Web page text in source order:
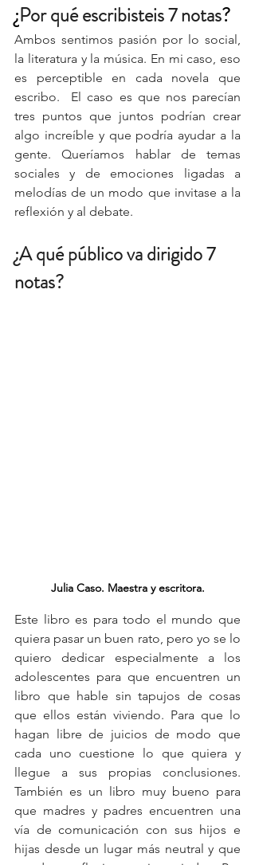
¿Por qué escribisteis 7 notas?
Ambos sentimos pasión por lo social,
la literatura y la música. En mi caso, eso
es perceptible en cada novela que
escribo.  El caso es que nos parecían
tres puntos que juntos podrían crear
algo increíble y que podría ayudar a la
gente. Queríamos hablar de temas
sociales y de emociones ligadas a
melodías de un modo que invitase a la
reflexión y al debate.
¿A qué público va dirigido 7
notas?
Julia Caso. Maestra y escritora.
Este libro es para todo el mundo que
quiera pasar un buen rato, pero yo se lo
quiero dedicar especialmente a los
adolescentes para que encuentren un
libro que hable sin tapujos de cosas
que ellos están viviendo. Para que lo
hagan libre de juicios de modo que
cada uno cuestione lo que quiera y
llegue a sus propias conclusiones.
También es un libro muy bueno para
que madres y padres encuentren una
vía de comunicación con sus hijos e
hijas desde un lugar más neutral y que